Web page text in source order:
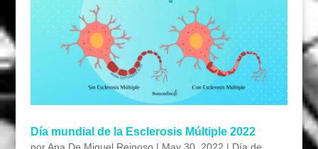
Día mundial de la Esclerosis Múltiple 2022